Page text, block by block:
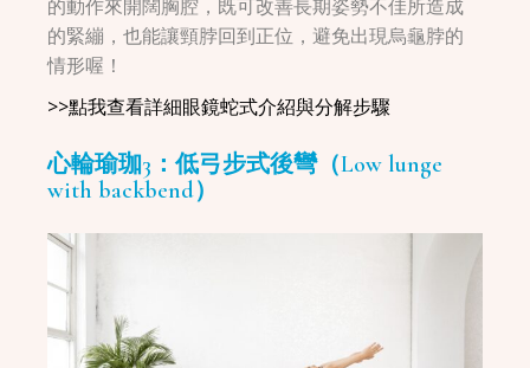
的動作來開闊胸腔，既可改善長期姿勢不佳所造成
的緊繃，也能讓頸脖回到正位，避免出現烏龜脖的
情形喔！
>>點我查看詳細眼鏡蛇式介紹與分解步驟
心輪瑜珈3：低弓步式後彎（Low lunge
with backbend）